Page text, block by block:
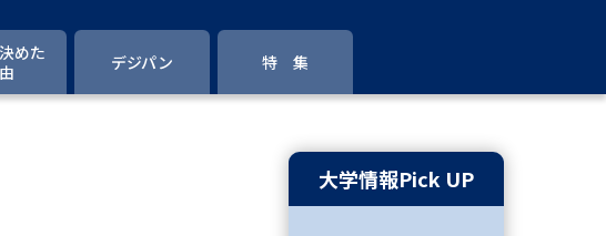
究 大学検索
デジタルパンフレット
めた
デジパン 特 集
大学情報Pick UP